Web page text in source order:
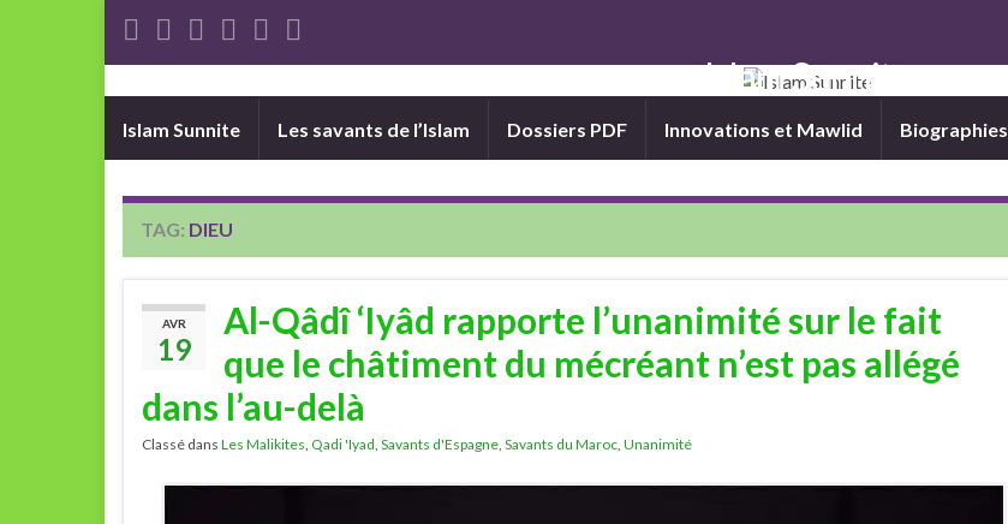
Islam Sunnite
Islam Sunnite Les savants de l’Islam Dossiers PDF Innovations et Mawlid Biographies
TAG: DIEU
AVR
19
Al-Qâdî ‘Iyâd rapporte l’unanimité sur le fait
que le châtiment du mécréant n’est pas allégé
dans l’au-delà
Classé dans Les Malikites, Qadi 'Iyad, Savants d'Espagne, Savants du Maroc, Unanimité